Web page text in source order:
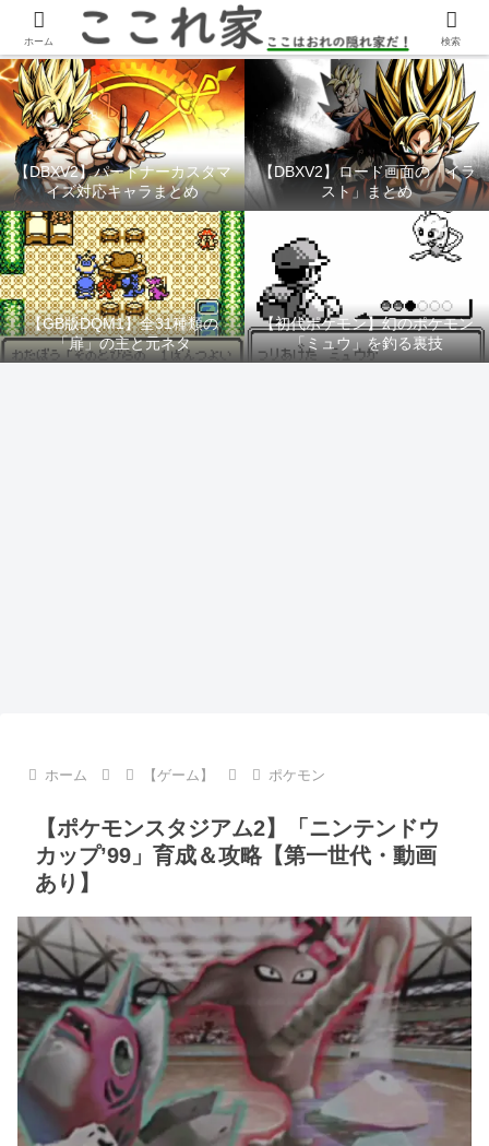
YouTubeチャンネル「ここれ家」
【DBXV2】パートナーカスタマ
イズ対応キャラまとめ
【DBXV2】ロード画面の「イラ
スト」まとめ
【GB版DQM1】全31種類の
「扉」の主と元ネタ
【初代ポケモン】幻のポケモン
「ミュウ」を釣る裏技
ホーム 【ゲーム】 ポケモン
【ポケモンスタジアム2】「ニンテンドウ
カップ’99」育成＆攻略【第一世代・動画
あり】
ホーム 検索